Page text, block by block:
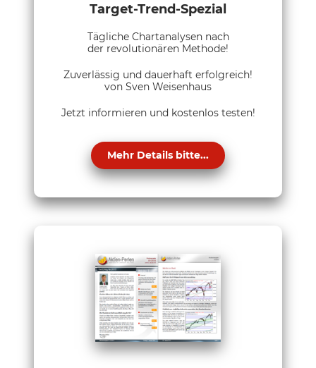
Target-Trend-Spezial
Tägliche Chartanalysen nach
der revolutionären Methode!
Zuverlässig und dauerhaft erfolgreich!
von Sven Weisenhaus
Jetzt informieren und kostenlos testen!
Mehr Details bitte...